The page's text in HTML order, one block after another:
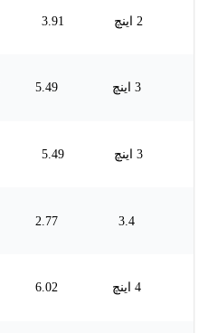
2 اینچ 3.91
3 اینچ 5.49
3 اینچ 5.49
3.4
2.77
4 اینچ 6.02